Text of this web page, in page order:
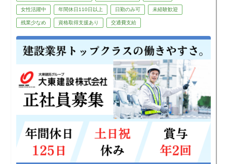
女性活躍中 年間休日110日以上 日勤のみ可 未経験歓迎
残業少なめ 資格取得支援あり 交通費支給